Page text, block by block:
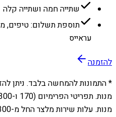
שתייה חמה ושתייה קלה
תוספת תשלום: טיפים,
עראייס
להזמנה
* התמונות להמחשה בלבד. ניתן
מנות. עלות שירות מלצר החל מ-300 ש״ח.